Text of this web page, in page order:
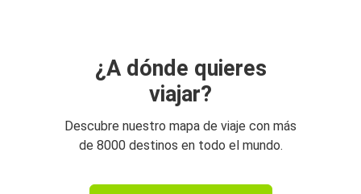
¿A dónde quieres
viajar?
Descubre nuestro mapa de viaje con más
de 8000 destinos en todo el mundo.